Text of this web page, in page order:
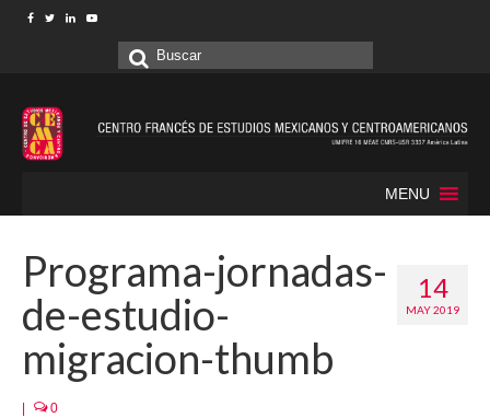
Buscar
MENU
14
MAY 2019
Programa-jornadas-
de-estudio-
migracion-thumb
0